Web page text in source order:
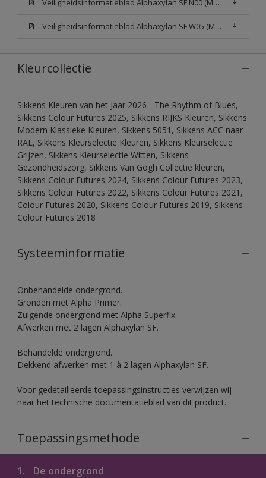
Veiligheidsinformatieblad Alphaxylan SF N00 (MSDS)
Veiligheidsinformatieblad Alphaxylan SF W05 (MSDS)
Kleurcollectie
Sikkens Kleuren van het Jaar 2026 - The Rhythm of Blues,
Sikkens Colour Futures 2025, Sikkens RIJKS Kleuren, Sikkens
Modern Klassieke Kleuren, Sikkens 5051, Sikkens ACC naar
RAL, Sikkens Kleurselectie Kleuren, Sikkens Kleurselectie
Grijzen, Sikkens Kleurselectie Witten, Sikkens
Gezondheidszorg, Sikkens Van Gogh Collectie kleuren,
Sikkens Colour Futures 2024, Sikkens Colour Futures 2023,
Sikkens Colour Futures 2022, Sikkens Colour Futures 2021,
Colour Futures 2020, Sikkens Colour Futures 2019, Sikkens
Colour Futures 2018
Systeeminformatie
Onbehandelde ondergrond.
Gronden met Alpha Primer.
Zuigende ondergrond met Alpha Superfix.
Afwerken met 2 lagen Alphaxylan SF.
Behandelde ondergrond.
Dekkend afwerken met 1 à 2 lagen Alphaxylan SF.
Voor gedetailleerde toepassingsinstructies verwijzen wij
naar het technische documentatieblad van dit product.
Toepassingsmethode
1. De ondergrond